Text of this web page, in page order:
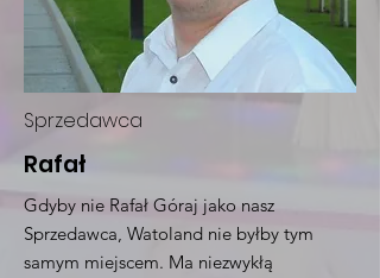
Sprzedawca
Rafał
Gdyby nie Rafał Góraj jako nasz
Sprzedawca, Watoland nie byłby tym
samym miejscem. Ma niezwykłą